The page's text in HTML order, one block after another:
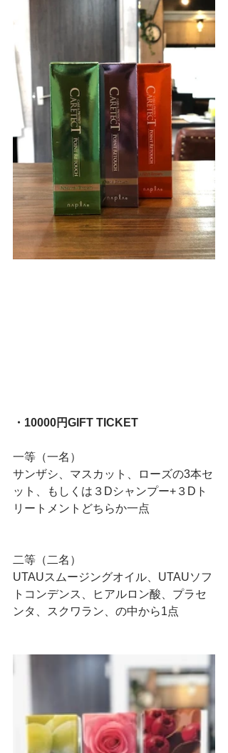
・10000円GIFT TICKET
一等（一名）
サンザシ、マスカット、ローズの3本セ
ット、もしくは３Dシャンプー+３Dト
リートメントどちらか一点
二等（二名）
UTAUスムージングオイル、UTAUソフ
トコンデンス、ヒアルロン酸、プラセ
ンタ、スクワラン、の中から1点